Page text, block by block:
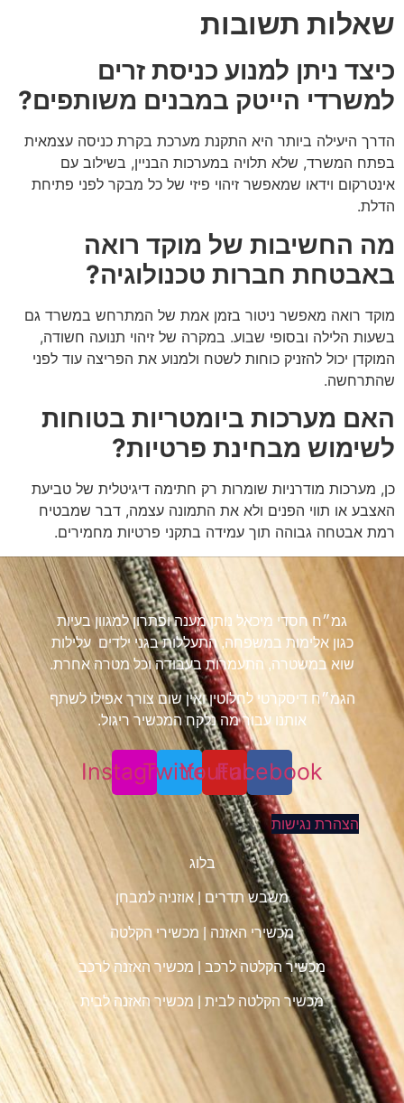
שאלות תשובות
כיצד ניתן למנוע כניסת זרים
למשרדי הייטק במבנים משותפים?
הדרך היעילה ביותר היא התקנת מערכת בקרת כניסה עצמאית
בפתח המשרד, שלא תלויה במערכות הבניין, בשילוב עם
אינטרקום וידאו שמאפשר זיהוי פיזי של כל מבקר לפני פתיחת
הדלת.
מה החשיבות של מוקד רואה
באבטחת חברות טכנולוגיה?
מוקד רואה מאפשר ניטור בזמן אמת של המתרחש במשרד גם
בשעות הלילה ובסופי שבוע. במקרה של זיהוי תנועה חשודה,
המוקדן יכול להזניק כוחות לשטח ולמנוע את הפריצה עוד לפני
שהתרחשה.
האם מערכות ביומטריות בטוחות
לשימוש מבחינת פרטיות?
כן, מערכות מודרניות שומרות רק חתימה דיגיטלית של טביעת
האצבע או תווי הפנים ולא את התמונה עצמה, דבר שמבטיח
רמת אבטחה גבוהה תוך עמידה בתקני פרטיות מחמירים.
גמ״ח חסדי מיכאל נותן מענה ופתרון למגוון בעיות
כגון אלימות במשפחה, התעללות בגני ילדים עלילות
שוא במשטרה, התעמרות בעבודה וכל מטרה אחרת.
הגמ״ח דיסקרטי לחלוטין ואין שום צורך אפילו לשתף
אותנו עבור מה נלקח המכשיר ריגול.
Facebook
Youtube
Twitter
Instagram
הצהרת נגישות
בלוג
משבש תדרים אוזניה למבחן
מכשירי האזנה| מכשירי הקלטה
מכשיר הקלטה לרכב מכשיר האזנה לרכב
מכשיר הקלטה לבית מכשיר האזנה לבית